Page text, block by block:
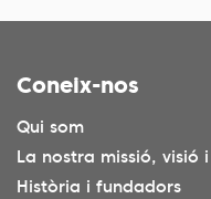
Coneix-nos
Qui som
La nostra missió, visió
Història i fundadors